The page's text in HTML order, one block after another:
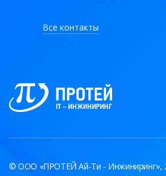
Все контакты
© ООО «ПРОТЕЙ Ай-Ти - Инжиниринг»,